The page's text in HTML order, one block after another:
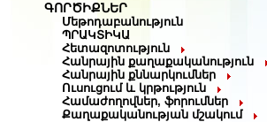
ԳՈՐԾԻՔՆԵՐ
Մեթոդաբանություն
ՊՐԱԿՏԻԿԱ
Հետազոտություն
Հանրային քաղաքականություն
Հանրային քննարկումներ
Ուսուցում և կրթություն
Համաժողովներ, ֆորումներ
Քաղաքականության մշակում